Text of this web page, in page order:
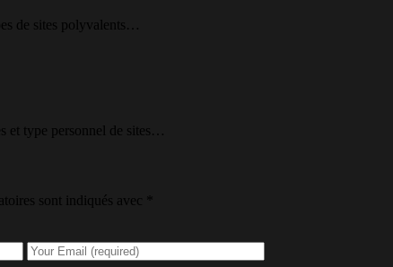
de sites polyvalents…
et type personnel de sites…
sont indiqués avec